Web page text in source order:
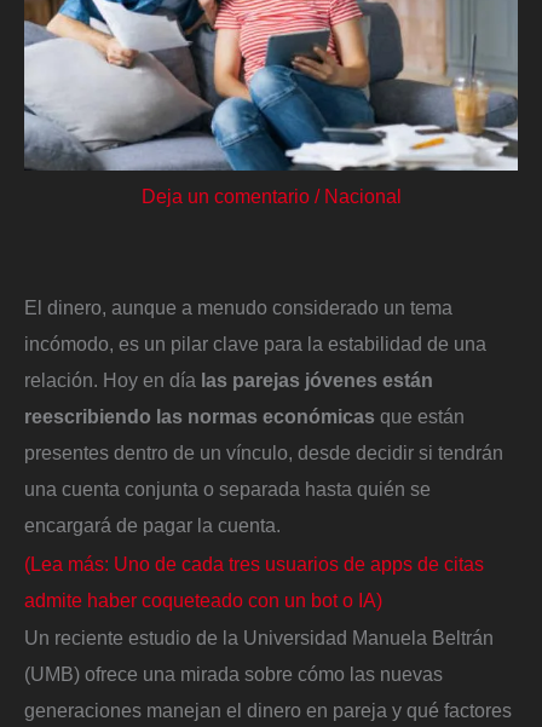
Deja un comentario / Nacional
El dinero, aunque a menudo considerado un tema
incómodo, es un pilar clave para la estabilidad de una
relación. Hoy en día las parejas jóvenes están
reescribiendo las normas económicas que están
presentes dentro de un vínculo, desde decidir si tendrán
una cuenta conjunta o separada hasta quién se
encargará de pagar la cuenta.
(Lea más: Uno de cada tres usuarios de apps de citas
admite haber coqueteado con un bot o IA)
Un reciente estudio de la Universidad Manuela Beltrán
(UMB) ofrece una mirada sobre cómo las nuevas
generaciones manejan el dinero en pareja y qué factores